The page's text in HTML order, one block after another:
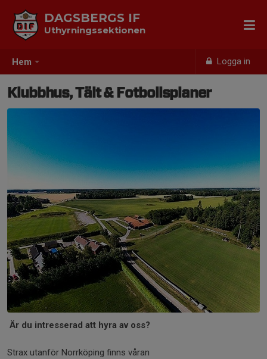
Hem Logga in
DAGSBERGS IF
Uthyrningssektionen
Klubbhus, Tält & Fotbollsplaner
Är du intresserad att hyra av oss?
Strax utanför Norrköping finns våran